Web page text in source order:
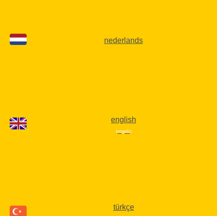
nederlands
english
(engels)
türkçe